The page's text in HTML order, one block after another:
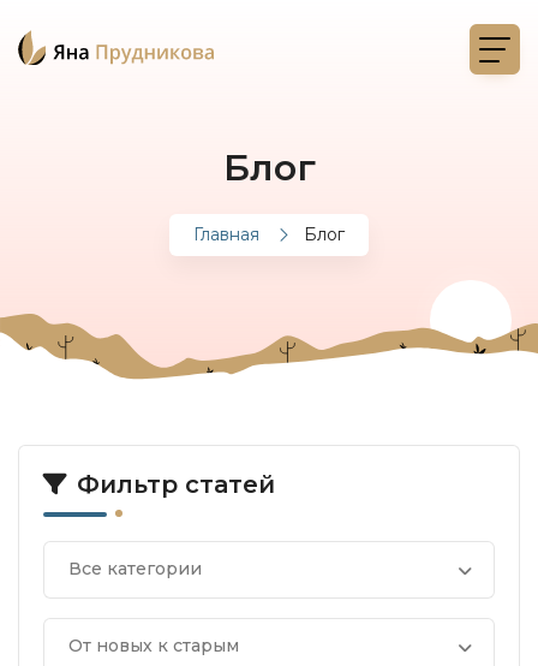
Блог
Главная Блог
Фильтр статей
Все категории
От новых к старым